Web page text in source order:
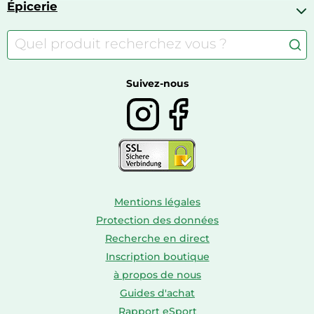
Jouets
Meubles à langer
Appareils de fitness
Camping
Caravaning
Épicerie
Autour du café
Autour du thé
Suivez-nous
Mentions légales
Protection des données
Recherche en direct
Inscription boutique
à propos de nous
Guides d'achat
Rapport eSport